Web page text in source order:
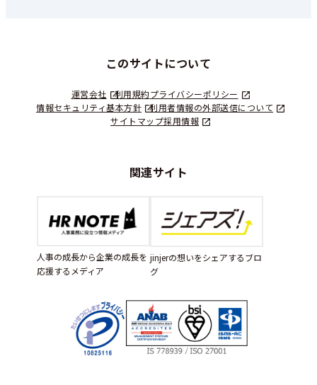
このサイトについて
運営会社 利用規約プライバシーポリシー
情報セキュリティ基本方針
利用者情報の外部送信について
サイトマップ採用情報
関連サイト
人事の成長から企業の成長を
応援するメディア
jinjerの想いをシェアするブロ
グ